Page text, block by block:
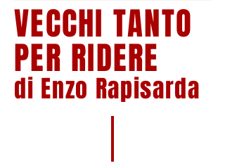
VECCHI TANTO
PER RIDERE
di Enzo Rapisarda